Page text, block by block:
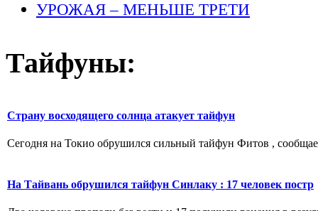
УРОЖАЯ – МЕНЬШЕ ТРЕТИ
Тайфуны:
Страну восходящего солнца атакует тайфун
Сегодня на Токио обрушился сильный тайфун Фитов ,
На Тайвань обрушился тайфун Синлаку : 17 человек постр